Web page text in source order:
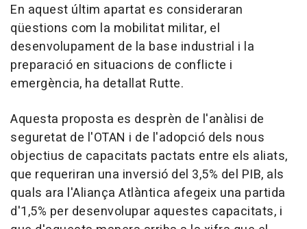
En aquest últim apartat es consideraran
qüestions com la mobilitat militar, el
desenvolupament de la base industrial i la
preparació en situacions de conflicte i
emergència, ha detallat Rutte.
Aquesta proposta es desprèn de l'anàlisi de
seguretat de l'OTAN i de l'adopció dels nous
objectius de capacitats pactats entre els aliats,
que requeriran una inversió del 3,5% del PIB, als
quals ara l'Aliança Atlàntica afegeix una partida
d'1,5% per desenvolupar aquestes capacitats, i